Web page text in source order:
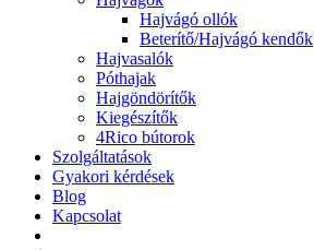
Hajvágó ollók
Beterítő/Hajvágó kendők
Hajvasalók
Póthajak
Hajgöndörítők
Kiegészítők
4Rico bútorok
Szolgáltatások
Gyakori kérdések
Blog
Kapcsolat